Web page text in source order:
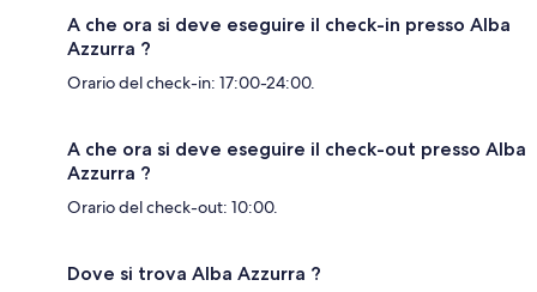
A che ora si deve eseguire il check-in presso Alba
Azzurra ?
Orario del check-in: 17:00-24:00.
A che ora si deve eseguire il check-out presso Alba
Azzurra ?
Orario del check-out: 10:00.
Dove si trova Alba Azzurra ?